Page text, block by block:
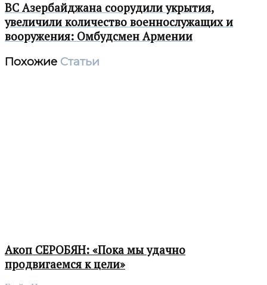
ВС Азербайджана соорудили укрытия,
увеличили количество военнослужащих и
вооружения: Омбудсмен Армении
Похожие Статьи
Акоп СЕРОБЯН: «Пока мы удачно
продвигаемся к цели»